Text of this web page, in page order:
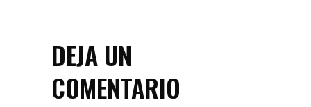
DEJA UN
COMENTARIO